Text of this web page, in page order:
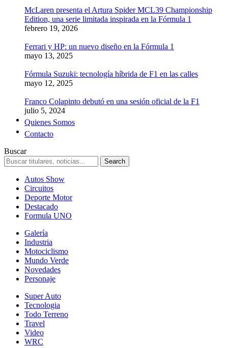
McLaren presenta el Artura Spider MCL39 Championship
Edition, una serie limitada inspirada en la Fórmula 1
febrero 19, 2026
Ferrari y HP: un nuevo diseño en la Fórmula 1
mayo 13, 2025
Fórmula Suzuki: tecnología híbrida de F1 en las calles
mayo 12, 2025
Franco Colapinto debutó en una sesión oficial de la F1
julio 5, 2024
Quienes Somos
Contacto
Buscar
Autos Show
Circuitos
Deporte Motor
Destacado
Formula UNO
Galería
Industria
Motociclismo
Mundo Verde
Novedades
Personaje
Super Auto
Tecnologia
Todo Terreno
Travel
Video
WRC